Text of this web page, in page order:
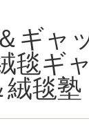
ギャ
毯ギ
絨毯塾